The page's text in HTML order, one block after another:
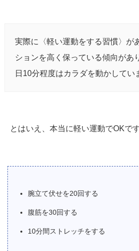
実際に〈軽い運動をする習慣〉が
ションを高く保っている傾向があ
日10分程度はカラダを動かしてい
とはいえ、本当に軽い運動でOKです
腕立て伏せを20回する
腹筋を30回する
10分間ストレッチをする